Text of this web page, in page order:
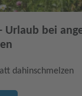
Urlaub bei
dahinschmelzen